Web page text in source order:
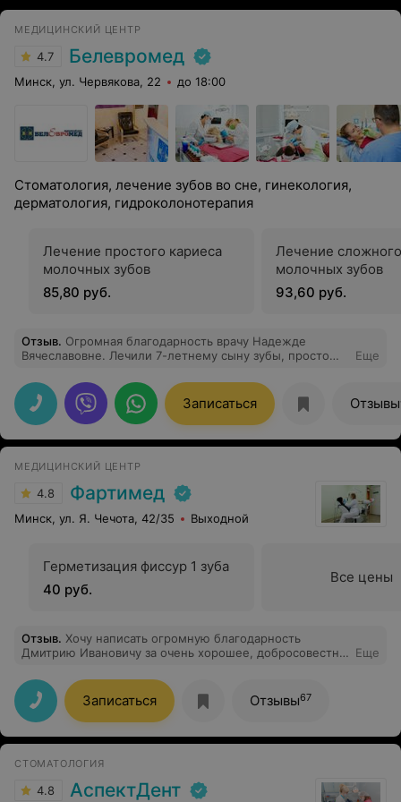
МЕДИЦИНСКИЙ ЦЕНТР
4.7 Белевромед
Минск, ул. Червякова, 22 до 18:00
Стоматология, лечение зубов во сне, гинекология,
дерматология, гидроколонотерапия
Лечение простого кариеса
молочных зубов
85,80 руб.
Лечение
молочных зубов
93,60 руб.
Отзыв. Огромная благодарность врачу Надежде
Вячеславовне. Лечили 7-летнему сыну зубы, просто
медсестра общались с ребенком. При этом работают
очень аккуратно, он ни разу даже не пикнул, хотя
пришли с зубом, который уже болел.
Еще
Записаться Отзывы
МЕДИЦИНСКИЙ ЦЕНТР
4.8 Фартимед
Минск, ул. Я. Чечота, 42/35 Выходной
Герметизация фиссур 1 зуба
40 руб.
Все цены
Отзыв. Хочу написать огромную благодарность
Дмитрию Ивановичу за очень хорошее, добросовестне
работой. 3 года уже обслуживаюсь у него и дочку
тоже привожу. Рекомендую всем знакомым!!
Еще
Записаться Отзывы67
СТОМАТОЛОГИЯ
4.8 АспектДент